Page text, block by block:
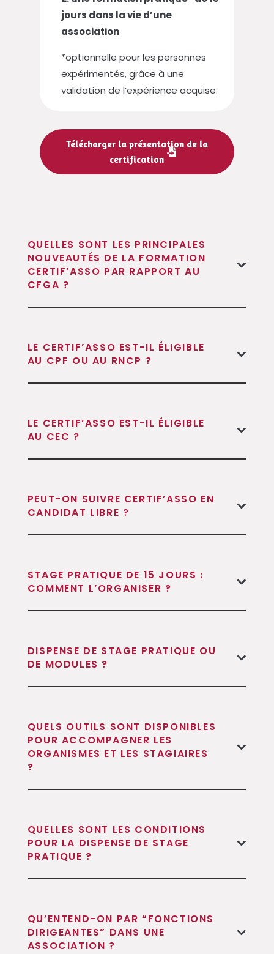
jours dans la vie d’une
association
*optionnelle pour les personnes
expérimentés, grâce à une
validation de l’expérience acquise.
Télécharger la présentation de la
certification
QUELLES SONT LES PRINCIPALES
NOUVEAUTÉS DE LA FORMATION
CERTIF’ASSO PAR RAPPORT AU
CFGA ?
LE CERTIF’ASSO EST-IL ÉLIGIBLE
AU CPF OU AU RNCP ?
LE CERTIF’ASSO EST-IL ÉLIGIBLE
AU CEC ?
PEUT-ON SUIVRE CERTIF’ASSO EN
CANDIDAT LIBRE ?
STAGE PRATIQUE DE 15 JOURS :
COMMENT L’ORGANISER ?
DISPENSE DE STAGE PRATIQUE OU
DE MODULES ?
QUELS OUTILS SONT DISPONIBLES
POUR ACCOMPAGNER LES
ORGANISMES ET LES STAGIAIRES
?
QUELLES SONT LES CONDITIONS
POUR LA DISPENSE DE STAGE
PRATIQUE ?
QU’ENTEND-ON PAR “FONCTIONS
DIRIGEANTES” DANS UNE
ASSOCIATION ?